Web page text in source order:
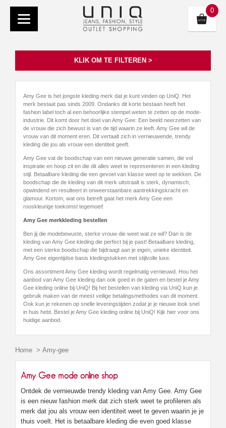
0
KLIK OM TE FILTEREN >
Amy Gee is het jongste kleding merk dat je kunt vinden op UniQ. Het
merk bestaat pas sinds 2009. Ondanks dit korte bestaan heeft het
fashion label toch al een behoorlijke stempel weten te zetten op de mode-
industrie. Dit komt door het doel van Amy Gee: Een beeld neerzetten van
de vrouw die zich bewust is van de tijd waarin ze leeft. Amy Gee wil de
vrouw van dit moment eren. Dit vertaalt zich in vernieuwende, trendy
kleding die jou als vrouw een identiteit geeft.
Amy Gee vat de boodschap van een nieuwe generatie samen, die vol
inspiratie en hoop zit en die dit alles weet te representeren in een kleding
stijl. Betaalbare kleding die een gevoel van klasse weet op te wekken. De
boodschap die de kleding van dit merk uitstraalt is sterk, dynamisch,
opwindend en resulteert in onweerstaanbare aantrekkingskracht en
glamour. Kortom, wat ons betreft gaat het merk Amy Gee een
rooskleurige toekomst tegemoet!
Amy Gee merkkleding bestellen
Ben jij die modebewuste, sterke vrouw die weet wat ze wil? Dan is de
kleding van Amy Gee kleding die perfect bij je past! Betaalbare kleding,
met een sterke boodschap die bijdraagt aan je eigen, unieke identiteit.
Amy Gee eigentijdse basis kledingstukken met stijlvolle luxe.
Ons assortiment Amy Gee kleding wordt regelmatig vernieuwd. Hou het
aanbod van Amy Gee kleding dan ook goed in de gaten en bestel je Amy
Gee kleding online bij UniQ! Bij het bestellen van kleding via UniQ kun je
gebruik maken van de meest veilige betalingsmethodes van dit moment.
Ook kun je rekenen op snelle leveringstijden zodat je je nieuwe look snel
in huis hebt. Bestel je Amy Gee kleding online bij UniQ! Kijk hier voor ons
huidige aanbod.
Home > Amy-gee
Amy Gee mode online shop
Ontdek de vernieuwde trendy kleding van Amy Gee. Amy Gee
is een nieuw fashion merk dat zich sterk weet te profileren als
merk dat jou als vrouw een identiteit weet te geven waarin je je
thuis voelt. Het is betaalbare kleding die even goed klasse